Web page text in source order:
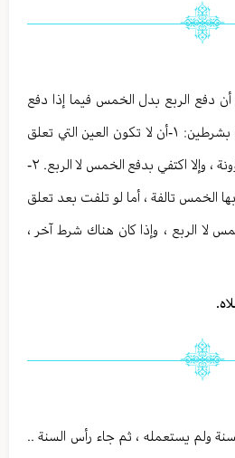
دفع الربع بدل الخمس فيما إذا دفع
الخمس من غير العين يجب بشرطين: ١-أن لا تكون العين التي تعلق
بها الخمس معدودة من المؤونة ، وإلا اكتفي بدفع الخمس لا الربع. ٢-
الخمس تالفة ، أما لو تلفت بعد تعلق
لا الربع ، وإذا كان هناك شرط آخر ،
ولم يستعمله ، ثم جاء رأس السنة ..